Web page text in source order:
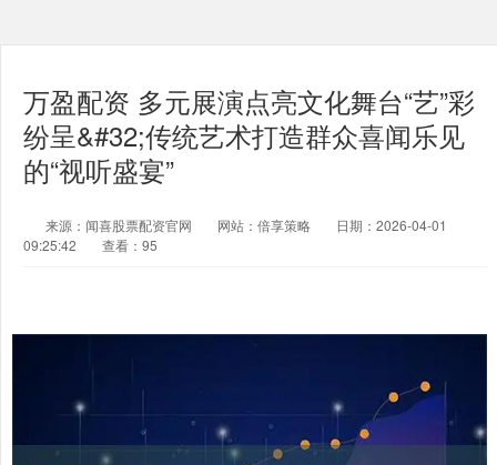
万盈配资 多元展演点亮文化舞台“艺”彩
纷呈&#32;传统艺术打造群众喜闻乐见
的“视听盛宴”
来源：闻喜股票配资官网 网站：倍享策略
日期：2026-04-01
09:25:42
查看：95